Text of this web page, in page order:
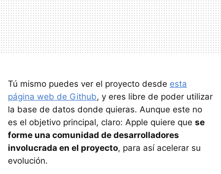
Tú mismo puedes ver el proyecto desde esta
página web de Github, y eres libre de poder utilizar
la base de datos donde quieras. Aunque este no
es el objetivo principal, claro: Apple quiere que se
forme una comunidad de desarrolladores
involucrada en el proyecto, para así acelerar su
evolución.